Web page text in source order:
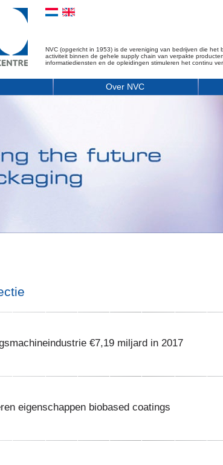
NVC (opgericht in 1953) is de vereniging van bedrijven die het
activiteit binnen de gehele supply chain van verpakte
informatiediensten en de opleidingen stimuleren het continu
Over NVC
€7,19 miljard in 2017
eigenschappen biobased coatings